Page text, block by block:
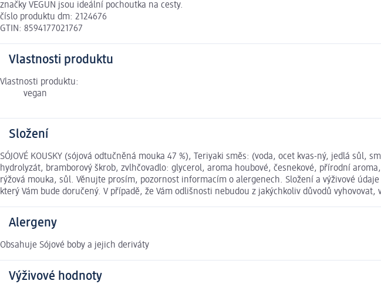
značky VEGUN jsou ideální pochoutka na cesty.
číslo produktu dm: 2124676
GTIN: 8594177021767
Vlastnosti produktu
Vlastnosti produktu:
vegan
Složení
SÓJOVÉ KOUSKY (sójová odtučněná mouka 47 %), Teriyaki směs: (voda, ocet kvas-ný, jedlá
hydrolyzát, bramborový škrob, zvlhčovadlo: glycerol, aroma houbové, česnekové, přírodní
rýžová mouka, sůl. Věnujte prosím, pozornost informacím o alergenech. Složení a výživové
který Vám bude doručený. V případě, že Vám odlišnosti nebudou z jakýchkoliv důvodů
Alergeny
Obsahuje Sójové boby a jejich deriváty
Výživové hodnoty